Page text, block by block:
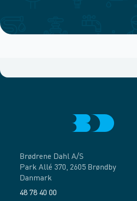
Brødrene Dahl A/S
Park Allé 370, 2605 Brøndby
Danmark
48 78 40 00